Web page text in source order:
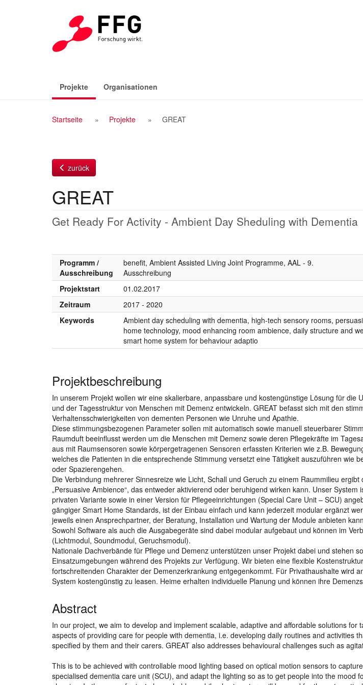
Projekte(aktiv)Organisationen
Breadcrumb
Startseite Projekte GREAT
zurück
GREAT
Get Ready For Activity - Ambient Day Sheduling with Dementia
Programm /
Ausschreibung
benefit, Ambient Assisted Living Joint Programme, AAL - 9.
Ausschreibung
Projektstart 01.02.2017
Zeitraum
2017 - 2020
Keywords
Ambient day scheduling with dementia, high-tech sensory rooms,
home technology, mood enhancing room ambience, daily structure and
smart home system for behaviour adaptio
Projektbeschreibung
In unserem Projekt wollen wir eine skalierbare, anpassbare und kostengünstige Lösung für die
und der Tagesstruktur von Menschen mit Demenz entwickeln. GREAT befasst sich mit den
Verhaltensschwierigkeiten von dementen Personen wie Unruhe und Apathie.
Diese stimmungsbezogenen Parameter sollen mit automatisch sowie manuell steuerbarer
Raumduft beeinflusst werden um die Menschen mit Demenz sowie deren Pflegekräfte im
aus mit Raumsensoren sowie körpergetragenen Sensoren erfassten Kriterien wie z.B.
welches die Patienten in die entsprechende Stimmung versetzt eine Tätigkeit auszuführen wie
oder Spazierengehen.
Die Verbindung mehrerer Sinnesreize wie Licht, Schall und Geruch zu einem Raummilieu
„Persuasive Ambience“, das entweder aktivierend oder beruhigend wirken kann. Unser
privaten Variante sowie in einer Version für Pflegeeinrichtungen (Special Care Unit – SCU)
gängiger Smart Home Standards, ist der Einbau einfach und kann jederzeit modular ergänzt
jeweils einen Ansprechpartner, der Beratung, Installation und Wartung der Module anbieten
Sowohl Software als auch die Ausgabegeräte sind dabei modular aufgebaut und können im
(Lichtmodul, Soundmodul, Geruchsmodul).
Nationale Dachverbände für Pflege und Demenz unterstützen unser Projekt dabei und stehen
Einsatzumgebungen während des Projekts zur Verfügung. Wir bieten eine flexible
fortschreitenden Charakter der Demenzerkrankung entgegenkommt. Für Privathaushalte wird
System kostengünstig zu leasen. Heime erhalten individuelle Planung und können ihre
Abstract
In our project, we aim to develop and implement scalable, adaptive and affordable solutions for
aspects of providing care for people with dementia, i.e. developing daily routines and activities
specified by them and their carers. GREAT also addresses behavioural challenges such as
This is to be achieved with controllable mood lighting based on optical motion sensors to
specialised dementia care unit (SCU), and adapt the lighting so as to get people into the mood